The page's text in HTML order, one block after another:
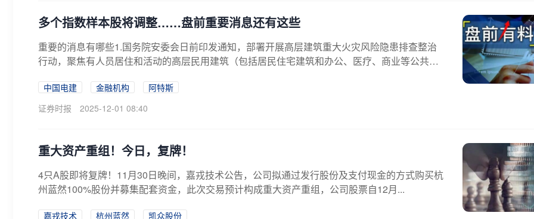
多个指数样本股将调整……盘前重要消息还有这些
重要的消息有哪些1.国务院安委会日前印发通知，部署开展高层建筑重大火灾风险隐患排查整治
行动，聚焦有人员居住和活动的高层民用建筑（包括居民住宅建筑和办公、医疗、商业等公共
中国电建 金融机构
阿特斯
证券时报
2025-12-01 08:40
重大资产重组！今日，复牌！
4只A股即将复牌！11月30日晚间，嘉戎技术公告，公司拟通过发行股份及支付现金的方式购买杭
州蓝然100%股份并募集配套资金，此次交易预计构成重大资产重组，公司股票自12月...
嘉戎技术 杭州蓝然 凯众股份